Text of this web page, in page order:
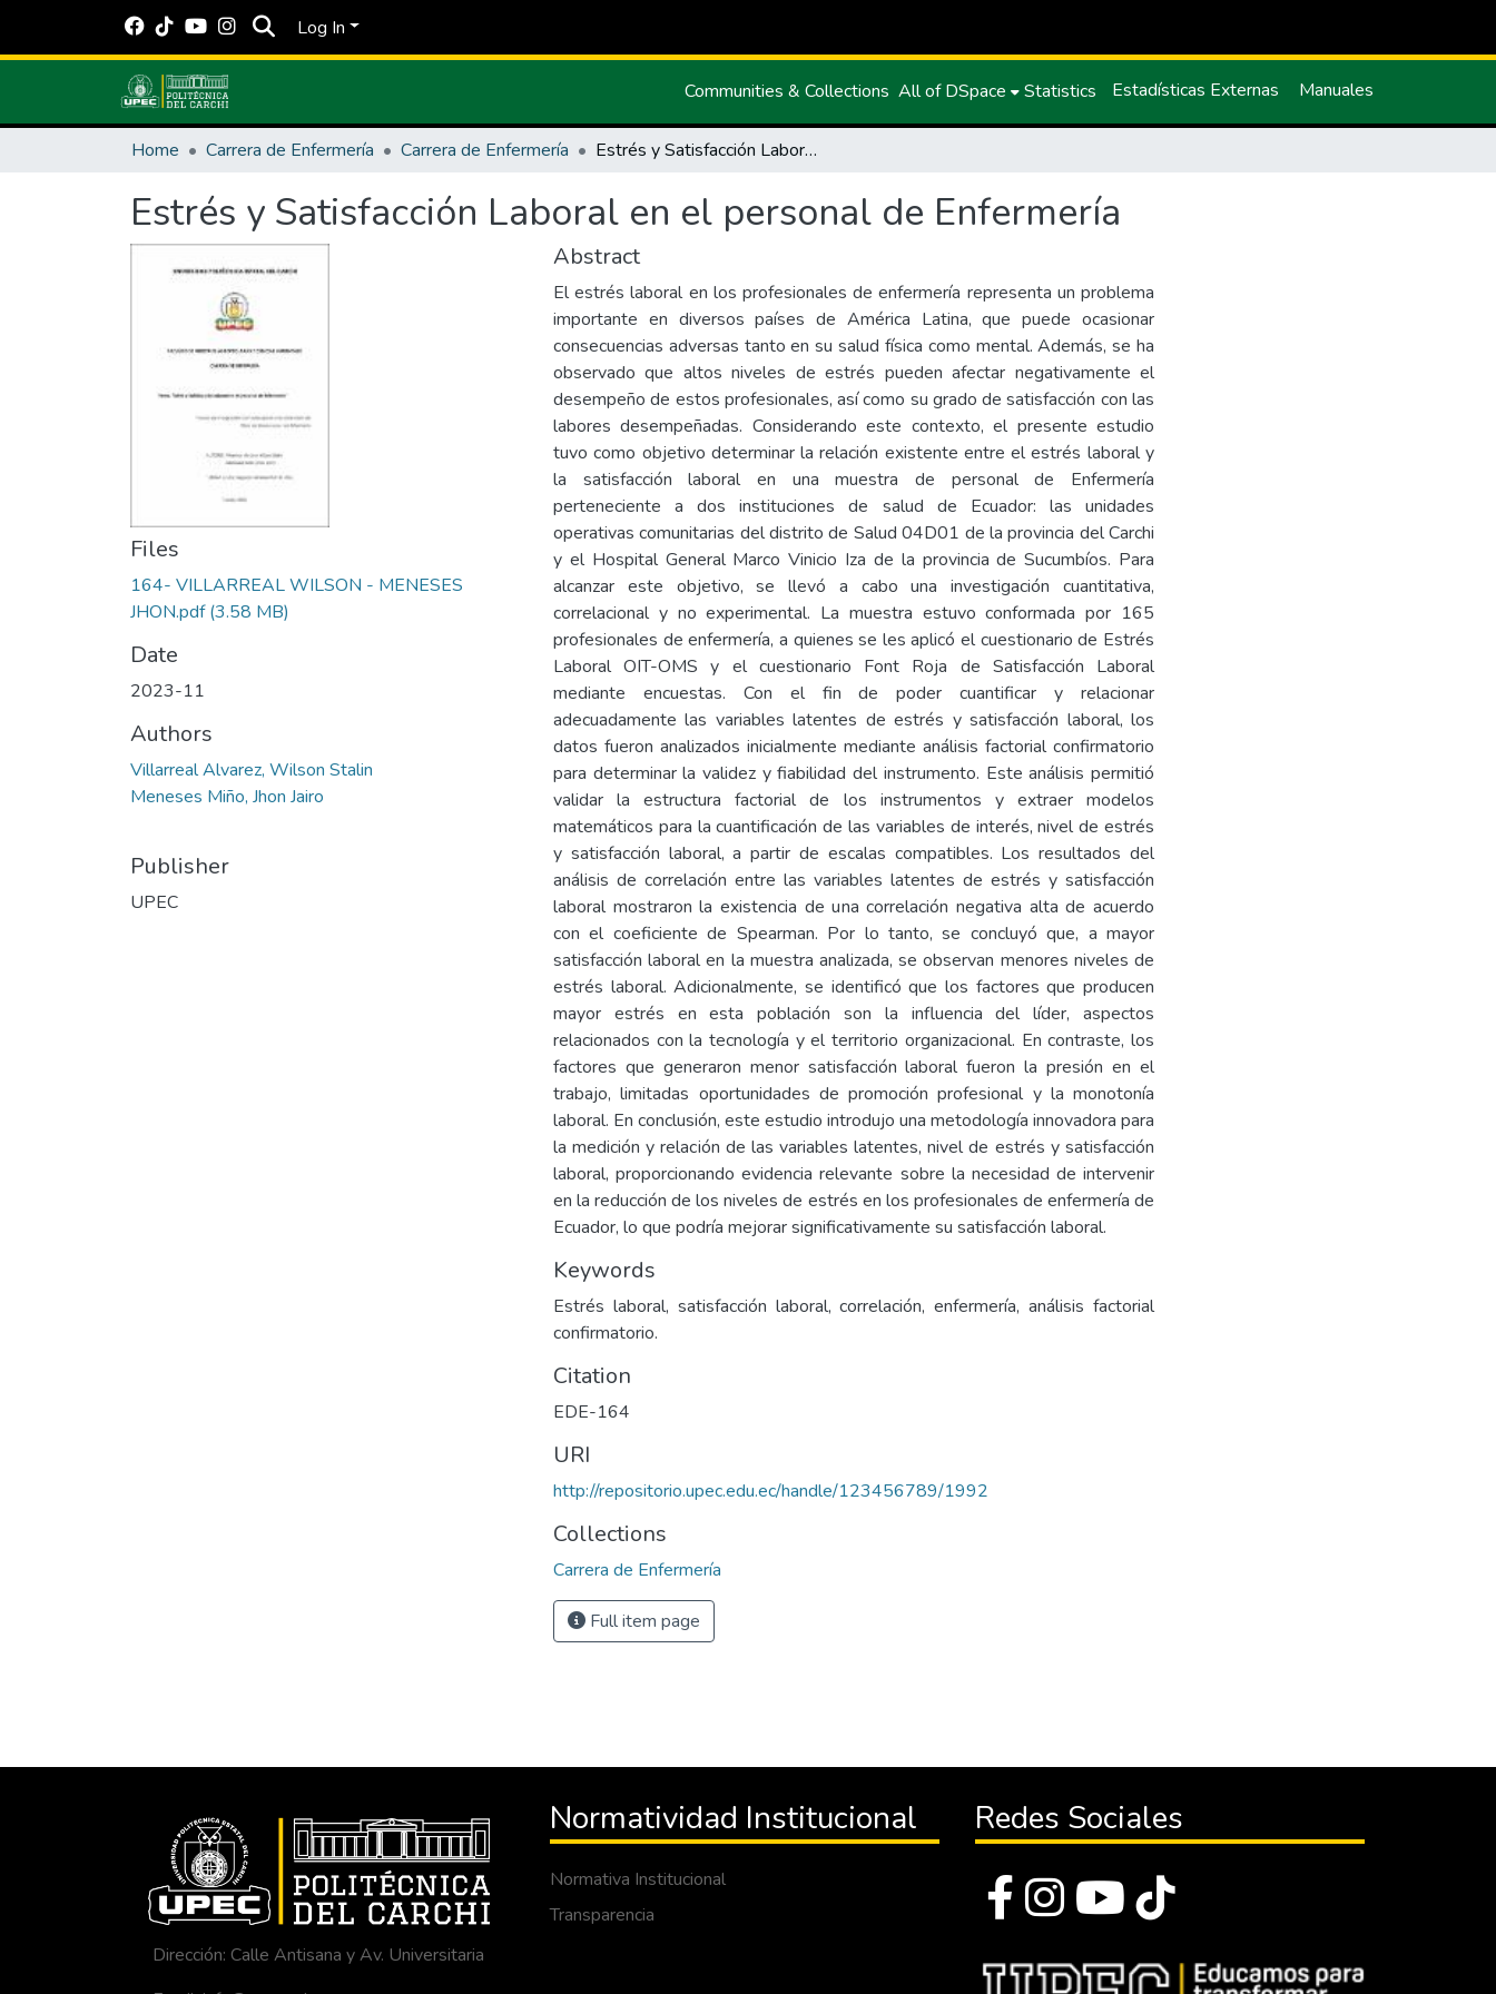
Log In
Communities & Collections All of DSpace Statistics Estadísticas Externas Manuales
Home Carrera de Enfermería Carrera de Enfermería Estrés y Satisfacción Laboral en el personal de Enfermería
Estrés y Satisfacción Laboral en el personal de Enfermería
Files
164- VILLARREAL WILSON - MENESES
JHON.pdf(3.58 MB)
Date
2023-11
Authors
Villarreal Alvarez, Wilson Stalin
Meneses Miño, Jhon Jairo
Publisher
UPEC
Abstract
El estrés laboral en los profesionales de enfermería representa un problema
importante en diversos países de América Latina, que puede ocasionar
consecuencias adversas tanto en su salud física como mental. Además, se ha
observado que altos niveles de estrés pueden afectar negativamente el
desempeño de estos profesionales, así como su grado de satisfacción con las
labores desempeñadas. Considerando este contexto, el presente estudio
tuvo como objetivo determinar la relación existente entre el estrés laboral y
la satisfacción laboral en una muestra de personal de Enfermería
perteneciente a dos instituciones de salud de Ecuador: las unidades
operativas comunitarias del distrito de Salud 04D01 de la provincia del Carchi
y el Hospital General Marco Vinicio Iza de la provincia de Sucumbíos. Para
alcanzar este objetivo, se llevó a cabo una investigación cuantitativa,
correlacional y no experimental. La muestra estuvo conformada por 165
profesionales de enfermería, a quienes se les aplicó el cuestionario de Estrés
Laboral OIT-OMS y el cuestionario Font Roja de Satisfacción Laboral
mediante encuestas. Con el fin de poder cuantificar y relacionar
adecuadamente las variables latentes de estrés y satisfacción laboral, los
datos fueron analizados inicialmente mediante análisis factorial confirmatorio
para determinar la validez y fiabilidad del instrumento. Este análisis permitió
validar la estructura factorial de los instrumentos y extraer modelos
matemáticos para la cuantificación de las variables de interés, nivel de estrés
y satisfacción laboral, a partir de escalas compatibles. Los resultados del
análisis de correlación entre las variables latentes de estrés y satisfacción
laboral mostraron la existencia de una correlación negativa alta de acuerdo
con el coeficiente de Spearman. Por lo tanto, se concluyó que, a mayor
satisfacción laboral en la muestra analizada, se observan menores niveles de
estrés laboral. Adicionalmente, se identificó que los factores que producen
mayor estrés en esta población son la influencia del líder, aspectos
relacionados con la tecnología y el territorio organizacional. En contraste, los
factores que generaron menor satisfacción laboral fueron la presión en el
trabajo, limitadas oportunidades de promoción profesional y la monotonía
laboral. En conclusión, este estudio introdujo una metodología innovadora para
la medición y relación de las variables latentes, nivel de estrés y satisfacción
laboral, proporcionando evidencia relevante sobre la necesidad de intervenir
en la reducción de los niveles de estrés en los profesionales de enfermería de
Ecuador, lo que podría mejorar significativamente su satisfacción laboral.
Keywords
Estrés laboral, satisfacción laboral, correlación, enfermería, análisis factorial
confirmatorio.
Citation
EDE-164
URI
http://repositorio.upec.edu.ec/handle/123456789/1992
Collections
Carrera de Enfermería
Full item page
Dirección: Calle Antisana y Av. Universitaria
Normatividad Institucional
Normativa Institucional
Transparencia
Redes Sociales